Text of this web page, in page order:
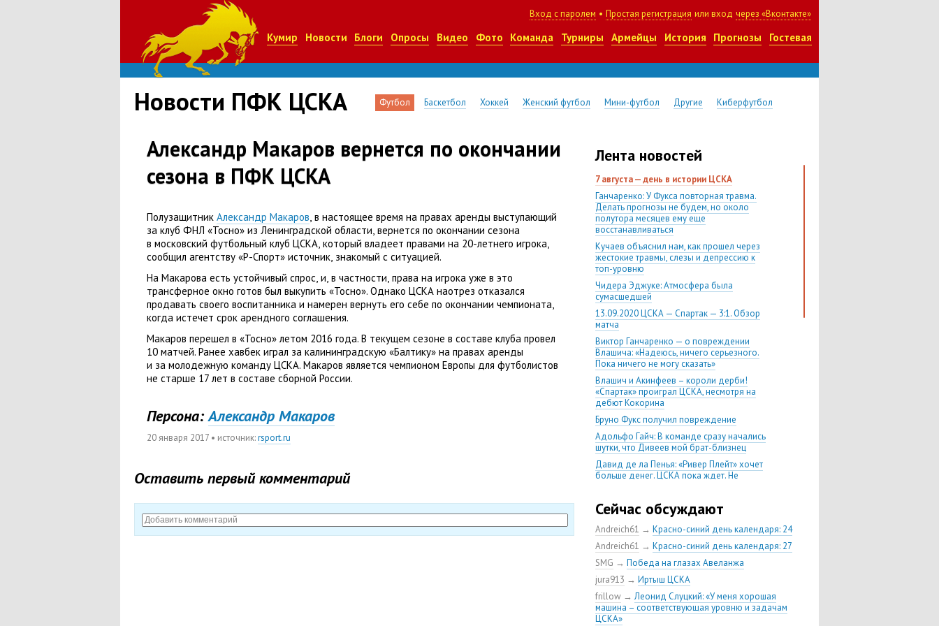
Вход с паролем • Простая регистрация или вход через «Вконтакте»
Кумир Новости Блоги Опросы Видео Фото Команда Турниры Армейцы История Прогнозы Гостевая
Новости ПФК ЦСКА Футбол Баскетбол Хоккей Женский футбол Мини-футбол Другие Киберфутбол
Александр Макаров вернется по окончании
сезона в ПФК ЦСКА
Полузащитник Александр Макаров, в настоящее время на правах аренды выступающий
за клуб ФНЛ «Тосно» из Ленинградской области, вернется по окончании сезона
в московский футбольный клуб ЦСКА, который владеет правами на 20-летнего игрока,
сообщил агентству «Р-Спорт» источник, знакомый с ситуацией.
На Макарова есть устойчивый спрос, и, в частности, права на игрока уже в это
трансферное окно готов был выкупить «Тосно». Однако ЦСКА наотрез отказался
продавать своего воспитанника и намерен вернуть его себе по окончании чемпионата,
когда истечет срок арендного соглашения.
Макаров перешел в «Тосно» летом 2016 года. В текущем сезоне в составе клуба провел
10 матчей. Ранее хавбек играл за калининградскую «Балтику» на правах аренды
и за молодежную команду ЦСКА. Макаров является чемпионом Европы для футболистов
не старше 17 лет в составе сборной России.
Персона: Александр Макаров
20 января 2017 • источник:rsport.ru
Оставить первый комментарий
Лента новостей
7 августа — день в истории ЦСКА
Ганчаренко: У Фукса повторная травма.
Делать прогнозы не будем, но около
полутора месяцев ему еще
восстанавливаться
Кучаев объяснил нам, как прошел через
жестокие травмы, слезы и депрессию к
топ-уровню
Чидера Эджуке: Атмосфера была
сумасшедшей
13.09.2020 ЦСКА — Спартак — 3:1. Обзор
матча
Виктор Ганчаренко — о повреждении
Влашича: «Надеюсь, ничего серьезного.
Пока ничего не могу сказать»
Влашич и Акинфеев – короли дерби!
«Спартак» проиграл ЦСКА, несмотря на
дебют Кокорина
Бруно Фукс получил повреждение
Адольфо Гайч: В команде сразу начались
шутки, что Дивеев мой брат-близнец
Давид де ла Пенья: «Ривер Плейт» хочет
больше денег. ЦСКА пока ждет. Не
08.08.2020 Химки — ЦСКА — 0:2. Обзор
матча
Первый матч сезона в РПЛ —
увереннейшая победа ЦСКА. Гончаренко
выпустил 11 россиян в старте
Ганчаренко — о Гайче: «Если покупаем за
большие деньги, значит, рассчитываем как
на основного форварда»
Ганчаренко: «Влашича сложно заменить,
но Кучаеву и Дзагоеву сегодня это
Сейчас обсуждают
Andreich61 → Красно-синий день календаря: 24
Andreich61 → Красно-синий день календаря: 27
SMG → Победа на глазах Авеланжа
jura913 → Иртыш ЦСКА
frillow →Леонид Слуцкий: «У меня хорошая
машина – соответствующая уровню и задачам
ЦСКА»